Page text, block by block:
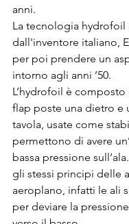
anni.
La tecnologia hydrofoil
dall'inventore italiano,
per poi prendere un
intorno agli anni ’50.
L’hydrofoil è composto
flap poste una dietro e
tavola, usate come
permettono di avere
bassa pressione
gli stessi principi delle
aeroplano, infatti le ali
per deviare la